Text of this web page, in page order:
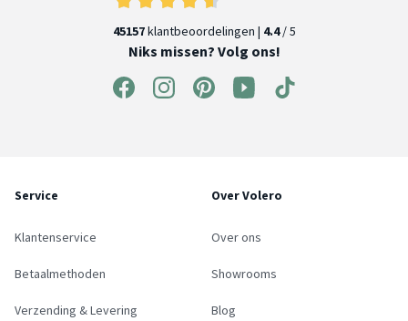
45157klantbeoordelingen | 4.4/ 5
Niks missen? Volg ons!
Service
Klantenservice
Betaalmethoden
Verzending & Levering
Over Volero
Over ons
Showrooms
Blog